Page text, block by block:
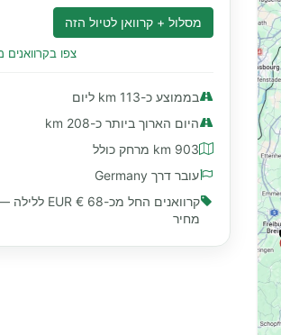
מסלול + קרוואן לטיול הזה
צפו בקרוואנים
בממוצע כ-113 km ליום
היום הארוך ביותר כ-208 km
903 km מרחק כולל
עובר דרך Germany
קרוואנים החל מכ-68 € EUR
ללילה
מחיר